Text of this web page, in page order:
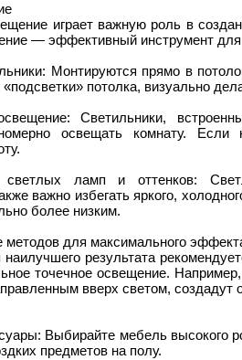
играет важную роль в
— эффективный инструмент для
Монтируются прямо в
потолка, визуально
Светильники,
освещать комнату.
светлых ламп и оттенков:
важно избегать яркого,
более низким.
методов для максимального
результата
точечное освещение.
вверх светом,
Выбирайте мебель высокого
предметов на полу.